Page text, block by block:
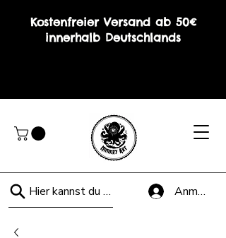
Kostenfreier Versand ab 50€
innerhalb Deutschlands
Hier kannst du suchen! Anmelden